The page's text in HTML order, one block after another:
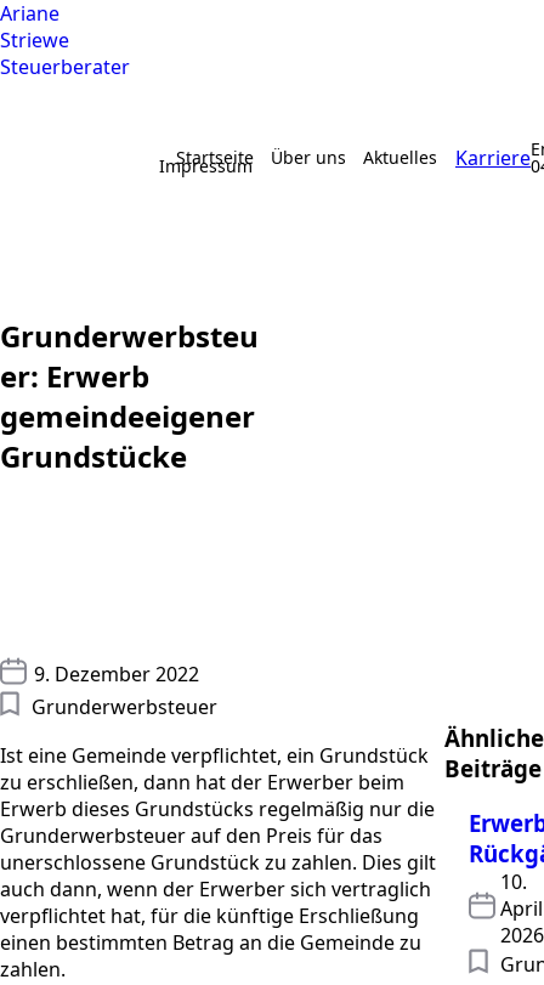
Ariane
Striewe
Steuerberater
Startseite Über uns Aktuelles Karriere
Impressum
Grunderwerbsteu
er: Erwerb
gemeindeeigener
Grundstücke
9. Dezember 2022
Grunderwerbsteuer
Ist eine Gemeinde verpflichtet, ein Grundstück
zu erschließen, dann hat der Erwerber beim
Erwerb dieses Grundstücks regelmäßig nur die
Grunderwerbsteuer auf den Preis für das
unerschlossene Grundstück zu zahlen. Dies gilt
auch dann, wenn der Erwerber sich vertraglich
verpflichtet hat, für die künftige Erschließung
einen bestimmten Betrag an die Gemeinde zu
zahlen.
Ähnliche
Beiträge
10.
April
2026